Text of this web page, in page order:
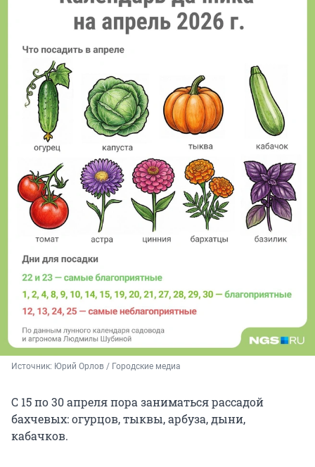
Источник: Юрий Орлов / Городские медиа
С 15 по 30 апреля пора заниматься рассадой
бахчевых: огурцов, тыквы, арбуза, дыни,
кабачков.